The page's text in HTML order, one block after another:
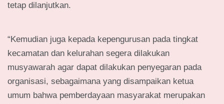
tetap dilanjutkan.
“Kemudian juga kepada kepengurusan pada tingkat
kecamatan dan kelurahan segera dilakukan
musyawarah agar dapat dilakukan penyegaran pada
organisasi, sebagaimana yang disampaikan ketua
umum bahwa pemberdayaan masyarakat merupakan